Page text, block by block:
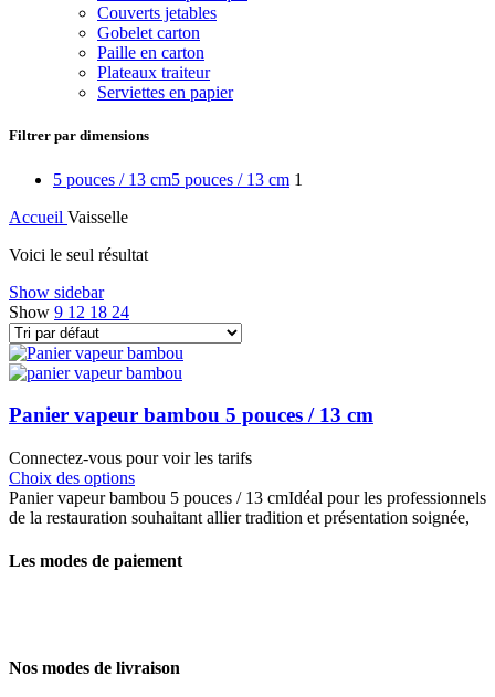
Couverts jetables
Gobelet carton
Paille en carton
Plateaux traiteur
Serviettes en papier
Filtrer par dimensions
5 pouces / 13 cm5 pouces / 13 cm 1
Accueil Vaisselle
Voici le seul résultat
Show sidebar
Show 9 12 18 24
Panier vapeur bambou 5 pouces / 13 cm
Connectez-vous pour voir les tarifs
Choix des options
Panier vapeur bambou 5 pouces / 13 cmIdéal pour les professionnels
de la restauration souhaitant allier tradition et présentation soignée,
Les modes de paiement
Nos modes de livraison